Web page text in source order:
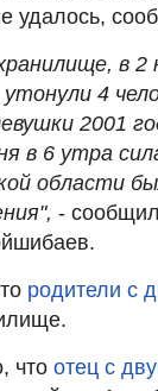
удалось,
в
4
2001
в 6 утра
области
-
родители с
что отец с